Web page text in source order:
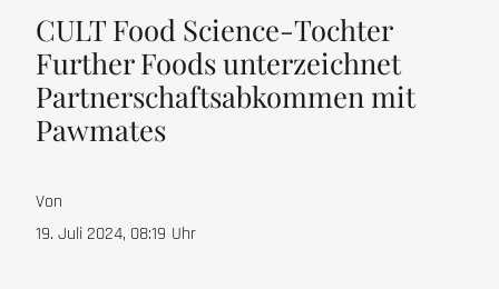
CULT Food Science-Tochter
Further Foods unterzeichnet
Partnerschaftsabkommen mit
Pawmates
Von
19. Juli 2024, 08:19 Uhr